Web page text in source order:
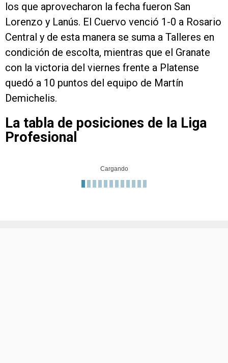
los que aprovecharon la fecha fueron San
Lorenzo y Lanús. El Cuervo venció 1-0 a Rosario
Central y de esta manera se suma a Talleres en
condición de escolta, mientras que el Granate
con la victoria del viernes frente a Platense
quedó a 10 puntos del equipo de Martín
Demichelis.
La tabla de posiciones de la Liga
Profesional
Cargando